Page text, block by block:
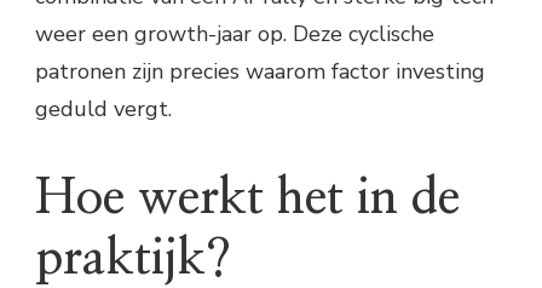
weer een growth-jaar op. Deze cyclische
patronen zijn precies waarom factor investing
geduld vergt.
Hoe werkt het in de
praktijk?